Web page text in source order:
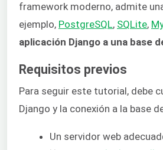
framework moderno, admite
ejemplo, PostgreSQL, SQLite,
aplicación Django a una base
Requisitos previos
Para seguir este tutorial, debe
Django y la conexión a la base
Un servidor web